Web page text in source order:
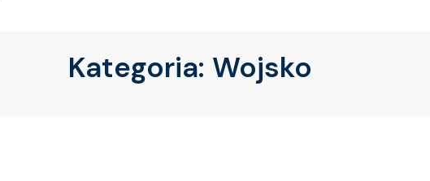
Kategoria: Wojsko